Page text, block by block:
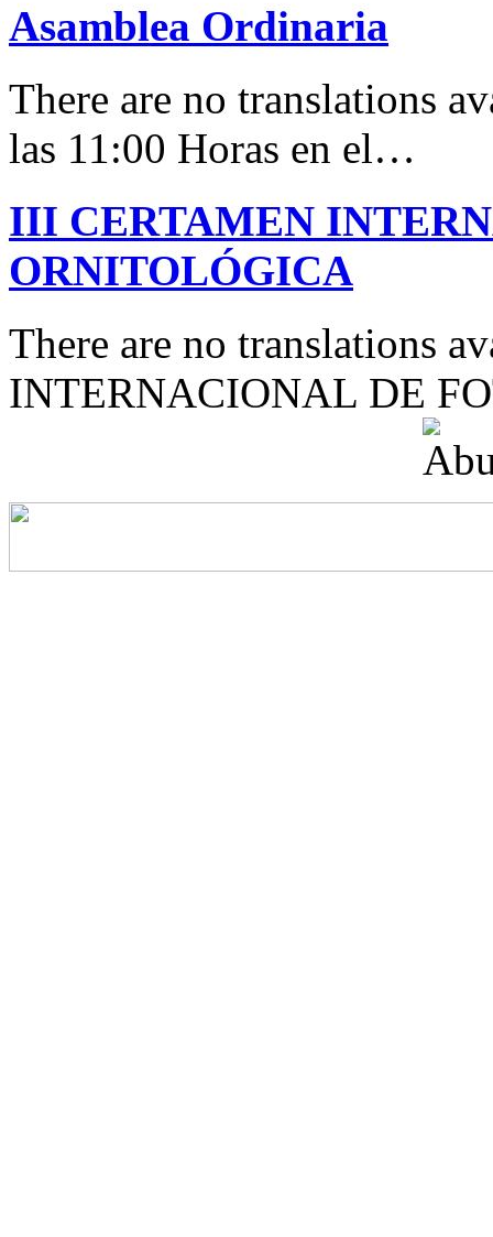
Asamblea Ordinaria
There are no translations
las 11:00 Horas en el…
III CERTAMEN
ORNITOLÓGICA
There are no translations
INTERNACIONAL DE